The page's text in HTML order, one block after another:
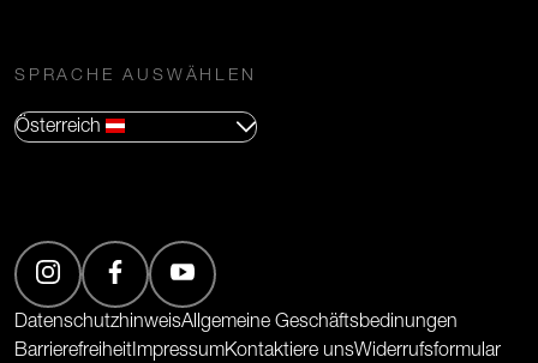
SPRACHE AUSWÄHLEN
Österreich
DatenschutzhinweisAllgemeine Geschäftsbedinungen
Barrierefreiheit ImpressumKontaktiere unsWiderrufsformular
(Öffnet in neuem Tab)
(Öffnet in neuem Tab)
(Öffnet in neuem Tab)